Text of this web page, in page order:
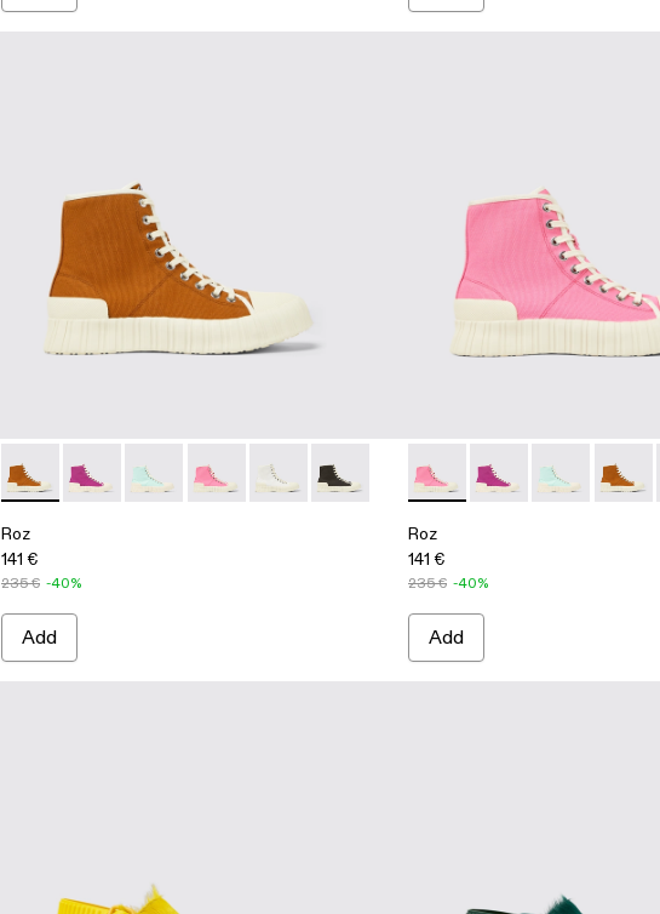
Roz - A700002-003 - Brown
Roz - A700002-006
Roz - A700002-005
Roz - A700002-004 - Pink
Roz - A700002-002 - White recycled cotton
Roz - A700002-001 - Black recycled
Roz
141 €
235 € -40%
Add
Roz - A700002-004 - Pink
Roz - A700002-006
Roz - Roz -
Roz
141 €
235 € -40%
Add